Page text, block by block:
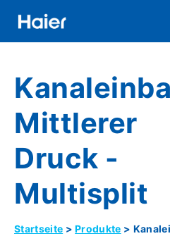
zum
Inhalt
Mittlerer
Druck -
Multisplit
Startseite Produkte